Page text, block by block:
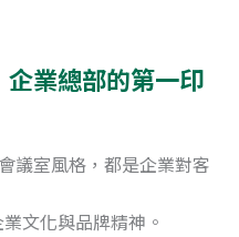
業總部的第一印
議室風格，都是企業對客
文化與品牌精神。